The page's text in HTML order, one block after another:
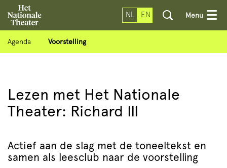
NL EN Menu
Agenda Voorstelling
Lezen met Het Nationale
Theater: Richard III
Actief aan de slag met de toneeltekst en
samen als leesclub naar de voorstelling